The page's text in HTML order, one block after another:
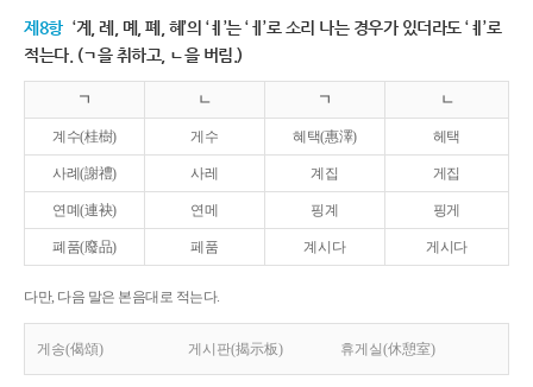
제8항 ‘계, 례, 몌, 폐, 혜’의 ‘ㅖ’는 ‘ㅔ’로 소리 나는 경우가 있더라도 ‘ㅖ’로
적는다. (ㄱ을 취하고, ㄴ을 버림.)
ㄱ ㄴ ㄱ ㄴ
계수(桂樹) 게수 혜택(惠澤) 헤택
사례(謝禮) 사레 계집 게집
연몌(連袂) 연메 핑계 핑게
폐품(廢品) 페품 계시다 게시다
다만, 다음 말은 본음대로 적는다.
게송(偈頌) 게시판(揭示板) 휴게실(休憩室)